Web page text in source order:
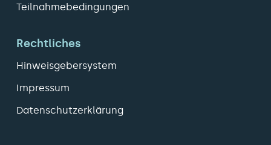
Teilnahmebedingungen
Rechtliches
Hinweisgebersystem
Impressum
Datenschutzerklärung